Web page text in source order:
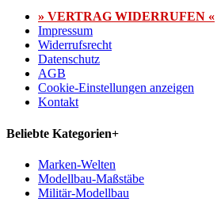
» VERTRAG WIDERRUFEN «
Impressum
Widerrufsrecht
Datenschutz
AGB
Cookie-Einstellungen anzeigen
Kontakt
Beliebte Kategorien+
Marken-Welten
Modellbau-Maßstäbe
Militär-Modellbau